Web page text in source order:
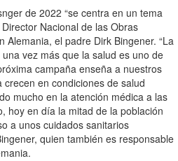
de 2022 “se centra en un tema
Nacional de las Obras
Alemania, el padre Dirk Bingener. “La
vez más que la salud es uno de
campaña enseña a nuestros
en condiciones de salud
mucho en la atención médica a las
hoy en día la mitad de la población
a unos cuidados sanitarios
quien también es responsable